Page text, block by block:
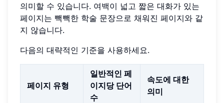
의미할 수 있습니다. 여백이 넓고 짧은 대화가 있는
페이지는 빽빽한 학술 문장으로 채워진 페이지와 같
지 않습니다.
다음의 대략적인 기준을 사용하세요.
페이지 유형
일반적인 페
이지당 단어
수
속도에 대한
의미